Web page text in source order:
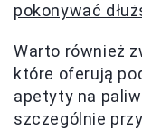
pokonywać
Warto również
które oferują
apetyty na
szczególnie